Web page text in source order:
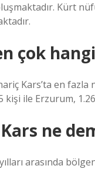
Kürt
çok
Kars’ta en
kişi ile Erzurum,
ne
arasında